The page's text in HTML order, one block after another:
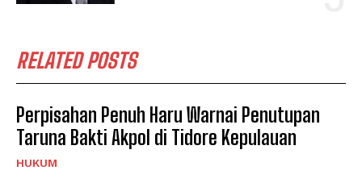
RELATED POSTS
Perpisahan Penuh Haru Warnai Penutupan
Taruna Bakti Akpol di Tidore Kepulauan
HUKUM